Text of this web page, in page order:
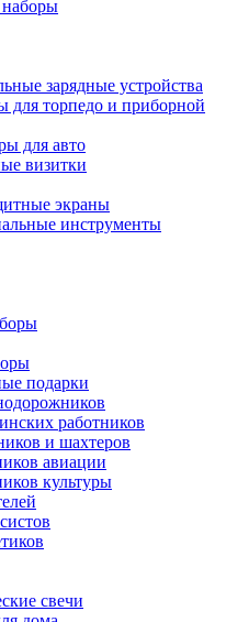
зарядные устройства
для торпедо и приборной
для авто
визитки
экраны
инструменты
подарки
работников
и шахтеров
авиации
культуры
свечи